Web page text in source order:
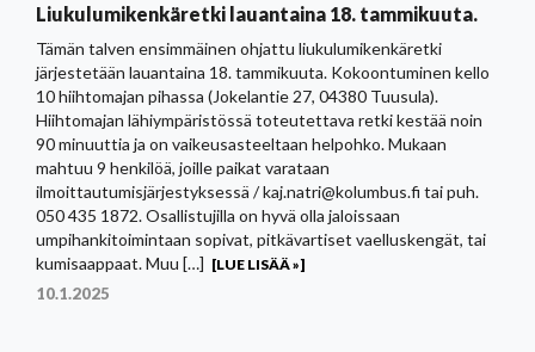
Liukulumikenkäretki lauantaina 18. tammikuuta.
Tämän talven ensimmäinen ohjattu liukulumikenkäretki
järjestetään lauantaina 18. tammikuuta. Kokoontuminen kello
10 hiihtomajan pihassa (Jokelantie 27, 04380 Tuusula).
Hiihtomajan lähiympäristössä toteutettava retki kestää noin
90 minuuttia ja on vaikeusasteeltaan helpohko. Mukaan
mahtuu 9 henkilöä, joille paikat varataan
ilmoittautumisjärjestyksessä / kaj.natri@kolumbus.fi tai puh.
050 435 1872. Osallistujilla on hyvä olla jaloissaan
umpihankitoimintaan sopivat, pitkävartiset vaelluskengät, tai
kumisaappaat. Muu […] [LUE LISÄÄ »]
10.1.2025